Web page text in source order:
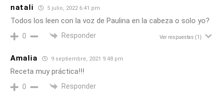
natali 5 julio, 2022 6:41 pm
Todos los leen con la voz de Paulina en la cabeza o solo yo?
0 Responder Ver respuestas (1)
Amalia 9 septiembre, 2021 9:48 pm
Receta muy práctica!!!
0 Responder